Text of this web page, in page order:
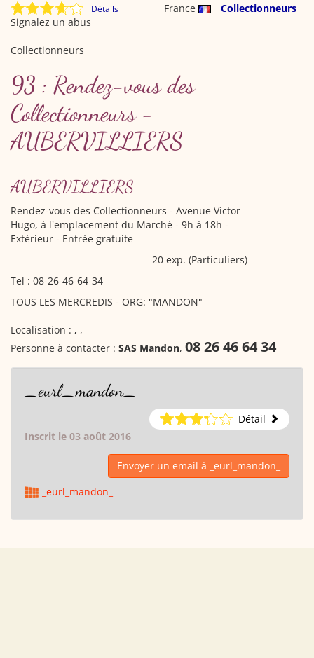
Détails France
Collectionneurs
Signalez un abus
Collectionneurs
93 : Rendez-vous des
Collectionneurs -
AUBERVILLIERS
AUBERVILLIERS
Rendez-vous des Collectionneurs - Avenue Victor
Hugo, à l'emplacement du Marché - 9h à 18h -
Extérieur - Entrée gratuite
20 exp. (Particuliers)
Tel : 08-26-46-64-34
TOUS LES MERCREDIS - ORG: "MANDON"
Localisation : , ,
Personne à contacter : SAS Mandon, 08 26 46 64 34
_eurl_mandon_
Détail
Inscrit le 03 août 2016
Envoyer un email à _eurl_mandon_
_eurl_mandon_